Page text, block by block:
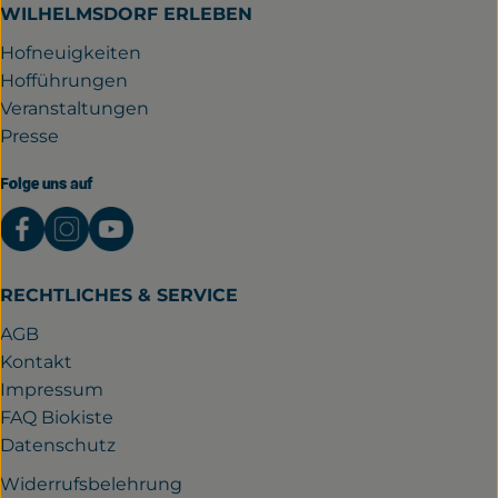
WILHELMSDORF ERLEBEN
Hofneuigkeiten
Hofführungen
Veranstaltungen
Presse
Folge uns auf
Externer Link zu https://www.facebook.com/
Externer Link zu https://
Externer Link zu https://
RECHTLICHES & SERVICE
AGB
Kontakt
Impressum
FAQ Biokiste
Datenschutz
Widerrufsbelehrung